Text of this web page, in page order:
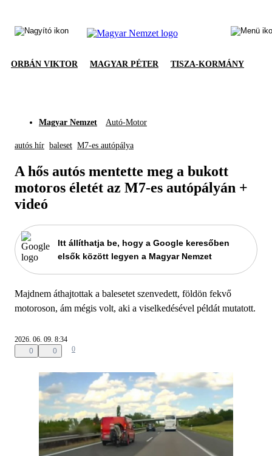
ORBÁN VIKTOR MAGYAR PÉTER TISZA-KORMÁNY
Magyar Nemzet Autó-Motor
autós hír baleset M7-es autópálya
A hős autós mentette meg a bukott
motoros életét az M7-es autópályán +
videó
Itt állíthatja be, hogy a Google keresőben
elsők között legyen a Magyar Nemzet
Majdnem áthajtottak a balesetet szenvedett, földön fekvő
motoroson, ám mégis volt, aki a viselkedésével példát mutatott.
2026. 06. 09. 8:34
0
0 0